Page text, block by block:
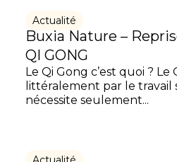
Actualité
Buxia Nature –
QI GONG
Le Qi Gong c’est quoi ?
littéralement par le travail
nécessite seulement...